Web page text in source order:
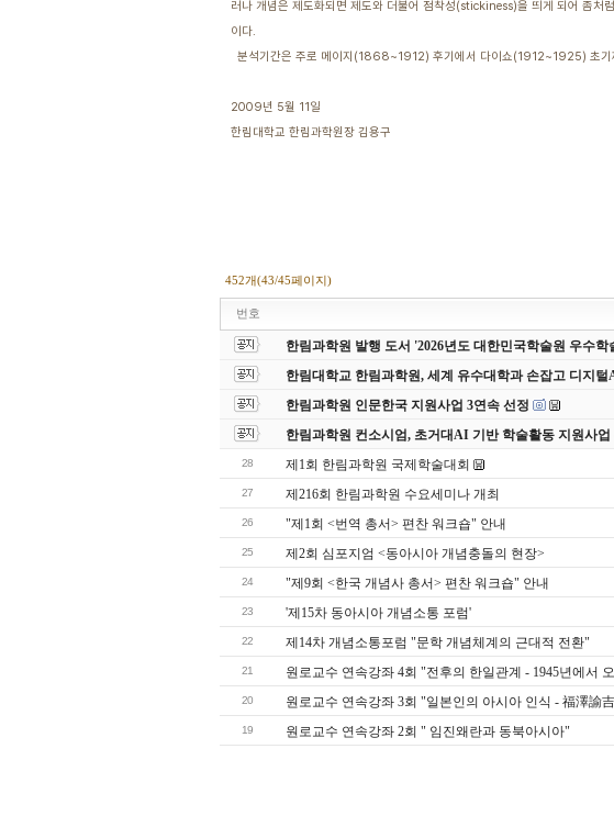
러나 개념은 제도화되면 제도와 더불어 점착성(stickiness)을 띄게 되어 좀처
이다.
분석기간은 주로 메이지(1868~1912) 후기에서 다이쇼(1912~1925) 초기
2009년 5월 11일
한림대학교 한림과학원장 김용구
452개(43/45페이지)
번호
한림과학원 발행 도서 '2026년도 대한민국학술원 우수학
한림대학교 한림과학원, 세계 유수대학과 손잡고 디지
한림과학원 인문한국 지원사업 3연속 선정
한림과학원 컨소시엄, 초거대AI 기반 학술활동 지원사업
28 제1회 한림과학원 국제학술대회
27 제216회 한림과학원 수요세미나 개최
26 "제1회 <번역 총서> 편찬 워크숍" 안내
25 제2회 심포지엄 <동아시아 개념충돌의 현장>
24 "제9회 <한국 개념사 총서> 편찬 워크숍" 안내
23 '제15차 동아시아 개념소통 포럼'
22 제14차 개념소통포럼 "문학 개념체계의 근대적 전환"
21 원로교수 연속강좌 4회 "전후의 한일관계 - 1945년에서
20 원로교수 연속강좌 3회 "일본인의 아시아 인식 - 福澤諭
19 원로교수 연속강좌 2회 " 임진왜란과 동북아시아"